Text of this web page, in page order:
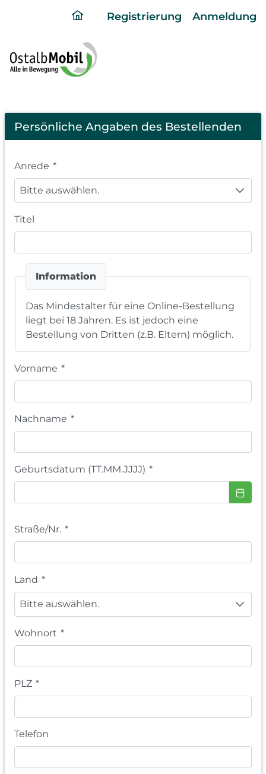
ding
page
Registrierung Anmeldung
Registration
Persönliche Angaben des Bestellenden
Anrede *
Bitte auswählen.
Titel
Information
Das Mindestalter für eine Online-Bestellung
liegt bei 18 Jahren. Es ist jedoch eine
Bestellung von Dritten (z.B. Eltern) möglich.
Vorname *
Nachname *
Geburtsdatum (TT.MM.JJJJ) *
Straße/Nr. *
Land *
Bitte auswählen.
Wohnort *
PLZ *
Telefon